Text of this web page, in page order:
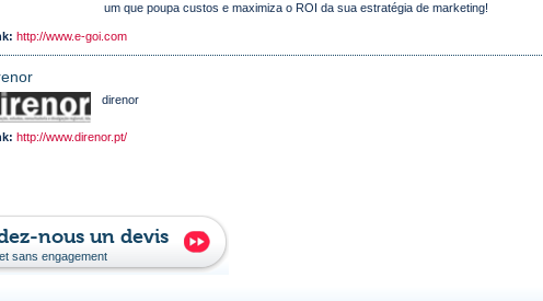
um que poupa custos e maximiza o ROI da sua estratégia de marketing!
http://www.e-goi.com
direnor
http://www.direnor.pt/
nous un devis
sans engagement